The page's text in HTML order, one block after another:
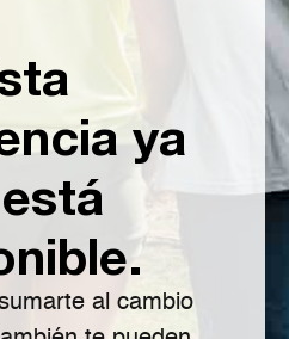
ya
al cambio